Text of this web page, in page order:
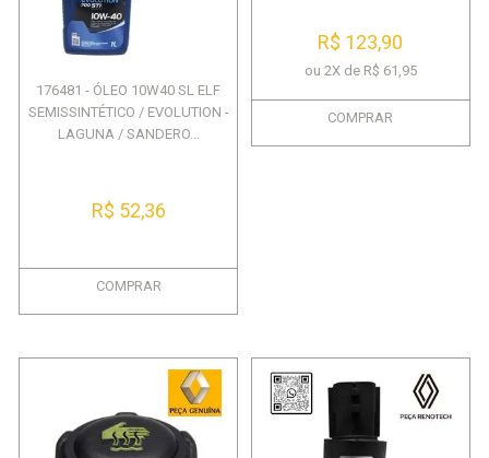
176481 - ÓLEO 10W40 SL ELF
SEMISSINTÉTICO / EVOLUTION -
LAGUNA / SANDERO...
R$ 52,36
COMPRAR
R$ 123,90
ou 2X de R$ 61,95
COMPRAR